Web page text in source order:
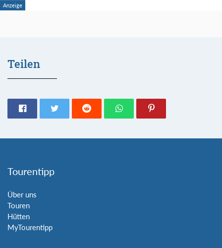
Teilen
Tourentipp
Über uns
Touren
Hütten
MyTourentipp